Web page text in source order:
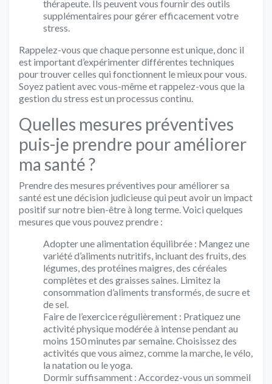
thérapeute. Ils peuvent vous fournir des outils
supplémentaires pour gérer efficacement votre
stress.
Rappelez-vous que chaque personne est unique, donc il
est important d’expérimenter différentes techniques
pour trouver celles qui fonctionnent le mieux pour vous.
Soyez patient avec vous-même et rappelez-vous que la
gestion du stress est un processus continu.
Quelles mesures préventives
puis-je prendre pour améliorer
ma santé ?
Prendre des mesures préventives pour améliorer sa
santé est une décision judicieuse qui peut avoir un impact
positif sur notre bien-être à long terme. Voici quelques
mesures que vous pouvez prendre :
Adopter une alimentation équilibrée : Mangez une
variété d’aliments nutritifs, incluant des fruits, des
légumes, des protéines maigres, des céréales
complètes et des graisses saines. Limitez la
consommation d’aliments transformés, de sucre et
de sel.
Faire de l’exercice régulièrement : Pratiquez une
activité physique modérée à intense pendant au
moins 150 minutes par semaine. Choisissez des
activités que vous aimez, comme la marche, le vélo,
la natation ou le yoga.
Dormir suffisamment : Accordez-vous un sommeil